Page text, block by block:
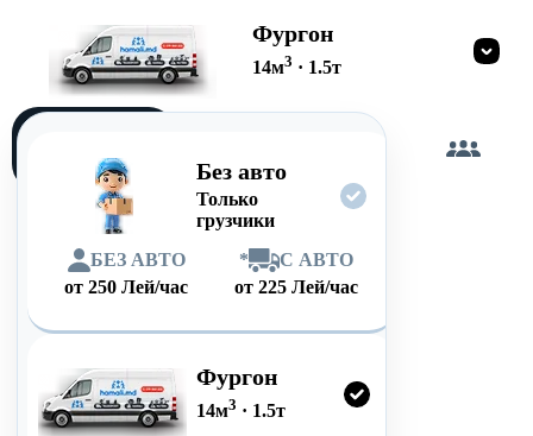
Фургон
14м3 · 1.5т
Без авто
Только
грузчики
БЕЗ АВТО
от250 Лей/час
*
С АВТО
от 225 Лей/час
Фургон
14м3 · 1.5т